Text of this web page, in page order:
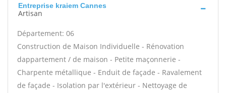
Entreprise kraiem Cannes
Artisan
Département: 06
Construction de Maison Individuelle - Rénovation
dappartement / de maison - Petite maçonnerie -
Charpente métallique - Enduit de façade - Ravalement
de façade - Isolation par l'extérieur - Nettoyage de